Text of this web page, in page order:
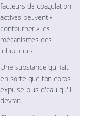
facteurs de coagulation
activés peuvent «
contourner » les
mécanismes des
inhibiteurs.
Une substance qui fait
en sorte que ton corps
expulse plus d'eau qu'il
devrait.